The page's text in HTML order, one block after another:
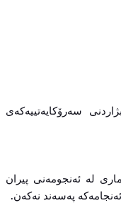
سه‌رۆكایه‌تییه‌كه‌ی
ئه‌ندامی كۆماری له‌ ئه‌نجومه‌نی پیران